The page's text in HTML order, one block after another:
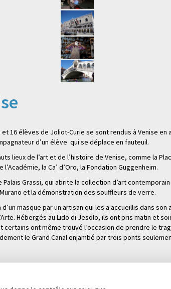
16 élèves de Joliot-Curie se sont rendus à Venise en
d’un élève qui se déplace en fauteuil.
lieux de l’art et de l’histoire de Venise, comme la
la Ca’ d’Oro, la Fondation Guggenheim.
Grassi, qui abrite la collection d’art
et la démonstration des souffleurs de verre.
masque par un artisan qui les a accueillis dans
Hébergés au Lido di Jesolo, ils ont pris matin et
certains ont même trouvé l’occasion de prendre le
le Grand Canal enjambé par trois ponts